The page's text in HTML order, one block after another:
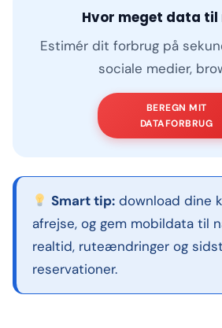
Hvor meget data til
Estimér dit forbrug på
sociale medier,
BEREGN MIT
DATAFORBRUG
Smart tip: download dine
afrejse, og gem mobildata til
realtid, ruteændringer og
reservationer.